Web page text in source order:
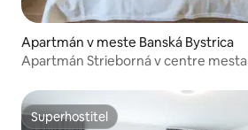
Apartmán v meste Banská Bystrica
Apartmán Strieborná v centre mesta
Superhostiteľ
Superhostiteľ